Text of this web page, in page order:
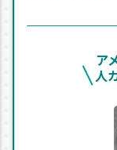
ア
人